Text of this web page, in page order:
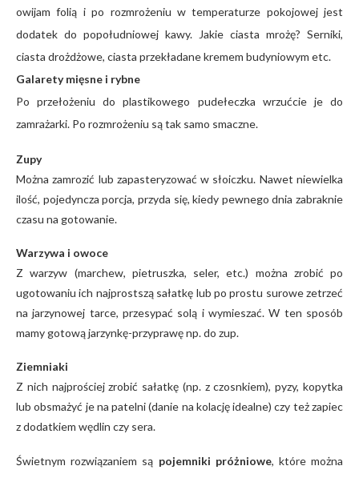
owijam folią i po rozmrożeniu w temperaturze pokojowej jest
dodatek do popołudniowej kawy. Jakie ciasta mrożę? Serniki,
ciasta drożdżowe, ciasta przekładane kremem budyniowym etc.
Galarety mięsne i rybne
Po przełożeniu do plastikowego pudełeczka wrzućcie je do
zamrażarki. Po rozmrożeniu są tak samo smaczne.
Zupy
Można zamrozić lub zapasteryzować w słoiczku. Nawet niewielka
ilość, pojedyncza porcja, przyda się, kiedy pewnego dnia zabraknie
czasu na gotowanie.
Warzywa i owoce
Z warzyw (marchew, pietruszka, seler, etc.) można zrobić po
ugotowaniu ich najprostszą sałatkę lub po prostu surowe zetrzeć
na jarzynowej tarce, przesypać solą i wymieszać. W ten sposób
mamy gotową jarzynkę-przyprawę np. do zup.
Ziemniaki
Z nich najprościej zrobić sałatkę (np. z czosnkiem), pyzy, kopytka
lub obsmażyć je na patelni (danie na kolację idealne) czy też zapiec
z dodatkiem wędlin czy sera.
Świetnym rozwiązaniem są pojemniki próżniowe, które można